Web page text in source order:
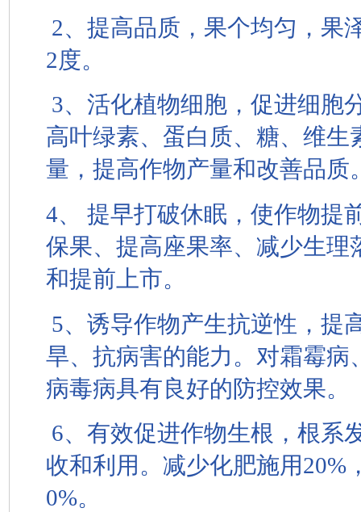
2、提高品质，果个均匀，果
2度。
3、活化植物细胞，促进细胞
高叶绿素、蛋白质、糖、维生
量，提高作物产量和改善品质
4、 提早打破休眠，使作物提
保果、提高座果率、减少生理
和提前上市。
5、诱导作物产生抗逆性，提
旱、抗病害的能力。对霜霉病
病毒病具有良好的防控效果。
6、有效促进作物生根，根系
收和利用。减少化肥施用20%
0%。